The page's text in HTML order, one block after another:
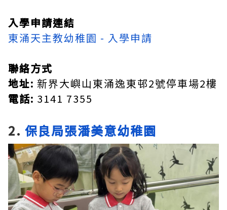
入學申請連結
東涌天主教幼稚園 - 入學申請
聯絡方式
地址: 新界大嶼山東涌逸東邨2號停車場2樓
電話: 3141 7355
2. 保良局張潘美意幼稚園